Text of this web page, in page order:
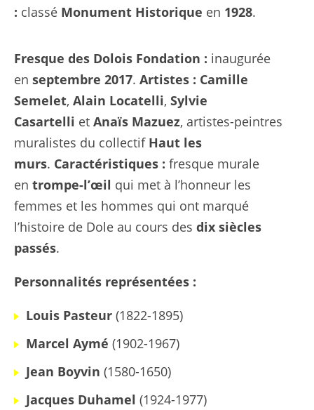
: classé Monument Historique en 1928.
Fresque des Dolois Fondation : inaugurée
en septembre 2017. Artistes : Camille
Semelet, Alain Locatelli, Sylvie
Casartelli et Anaïs Mazuez, artistes-peintres
muralistes du collectif Haut les
murs. Caractéristiques : fresque murale
en trompe-l’œil qui met à l’honneur les
femmes et les hommes qui ont marqué
l’histoire de Dole au cours des dix siècles
passés.
Personnalités représentées :
Louis Pasteur (1822-1895)
Marcel Aymé (1902-1967)
Jean Boyvin (1580-1650)
Jacques Duhamel (1924-1977)